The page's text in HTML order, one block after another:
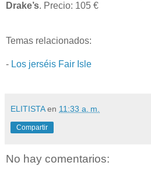
Drake’s. Precio: 105 €
Temas relacionados:
- Los jerséis Fair Isle
ELITISTA en 11:33 a. m.
Compartir
No hay comentarios: